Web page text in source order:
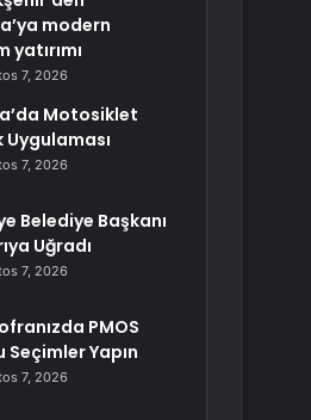
modern
yatırımı
7, 2026
Motosiklet
Uygulaması
7, 2026
Belediye Başkanı
Uğradı
7, 2026
PMOS
Seçimler Yapın
7, 2026